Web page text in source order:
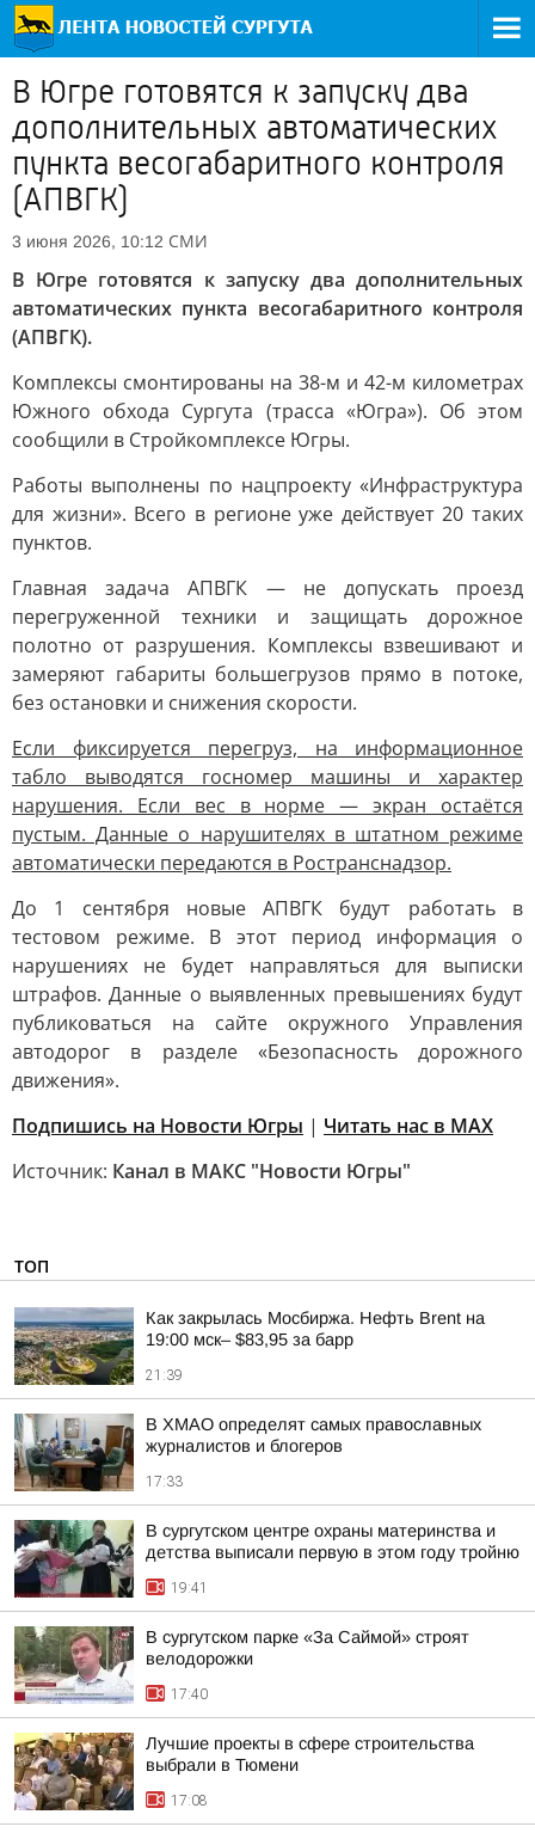
В Югре готовятся к запуску два
дополнительных автоматических
пункта весогабаритного контроля
(АПВГК)
3 июня 2026, 10:12 СМИ
В Югре готовятся к запуску два дополнительных
автоматических пункта весогабаритного контроля
(АПВГК).
Комплексы смонтированы на 38-м и 42-м километрах
Южного обхода Сургута (трасса «Югра»). Об этом
сообщили в Стройкомплексе Югры.
Работы выполнены по нацпроекту «Инфраструктура
для жизни». Всего в регионе уже действует 20 таких
пунктов.
Главная задача АПВГК — не допускать проезд
перегруженной техники и защищать дорожное
полотно от разрушения. Комплексы взвешивают и
замеряют габариты большегрузов прямо в потоке,
без остановки и снижения скорости.
Если фиксируется перегруз, на информационное
табло выводятся госномер машины и характер
нарушения. Если вес в норме — экран остаётся
пустым. Данные о нарушителях в штатном режиме
автоматически передаются в Ространснадзор.
До 1 сентября новые АПВГК будут работать в
тестовом режиме. В этот период информация о
нарушениях не будет направляться для выписки
штрафов. Данные о выявленных превышениях будут
публиковаться на сайте окружного Управления
автодорог в разделе «Безопасность дорожного
движения».
Подпишись на Новости Югры | Читать нас в MAX
Источник: Канал в МАКС "Новости Югры"
ТОП
Как закрылась Мосбиржа. Нефть Brent на
19:00 мск– $83,95 за барр
21:39
В ХМАО определят самых православных
журналистов и блогеров
17:33
В сургутском центре охраны материнства и
детства выписали первую в этом году тройню
19:41
В сургутском парке «За Саймой» строят
велодорожки
17:40
Лучшие проекты в сфере строительства
выбрали в Тюмени
17:08